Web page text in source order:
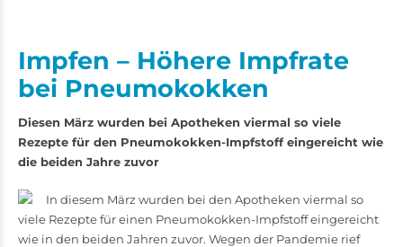
Impfen – Höhere Impfrate
bei Pneumokokken
Diesen März wurden bei Apotheken viermal so viele
Rezepte für den Pneumokokken-Impfstoff eingereicht wie
die beiden Jahre zuvor
In diesem März wurden bei den Apotheken viermal so
viele Rezepte für einen Pneumokokken-Impfstoff eingereicht
wie in den beiden Jahren zuvor. Wegen der Pandemie rief